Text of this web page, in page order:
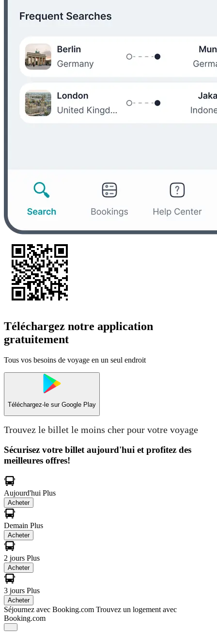
Téléchargez notre application
gratuitement
Tous vos besoins de voyage en un seul endroit
Téléchargez-le sur Google Play
Trouvez le billet le moins cher pour votre voyage
Sécurisez votre billet aujourd'hui et profitez des
meilleures offres!
Aujourd'hui Plus
Acheter
Demain Plus
Acheter
2 jours Plus
Acheter
3 jours Plus
Acheter
Séjournez avec Booking.com Trouvez un logement avec
Booking.com